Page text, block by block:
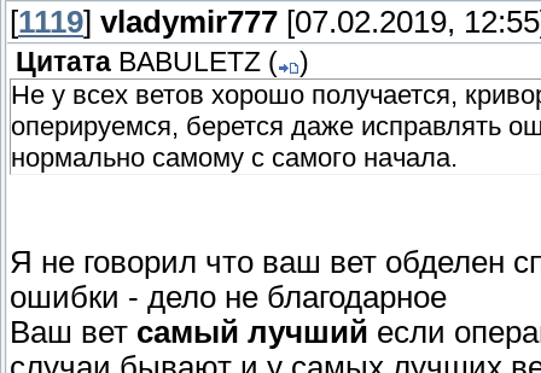
на боку безопаснее разлизанного шва по
[1119] vladymir777 [07.02.2019,
Цитата BABULETZ (
)
Не у всех ветов хорошо получается,
оперируемся, берется даже исправлять
нормально самому с самого начала.
Я не говорил что ваш вет обделен
ошибки - дело не благодарное
Ваш вет самый лучший если